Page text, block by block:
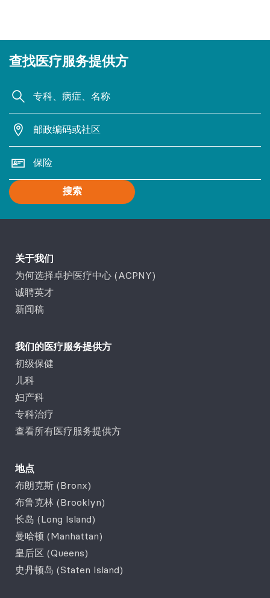
查找医疗服务提供方
搜索
关于我们
为何选择卓护医疗中心 (ACPNY)
诚聘英才
新闻稿
我们的医疗服务提供方
初级保健
儿科
妇产科
专科治疗
查看所有医疗服务提供方
地点
布朗克斯 (Bronx)
布鲁克林 (Brooklyn)
长岛 (Long Island)
曼哈顿 (Manhattan)
皇后区 (Queens)
史丹顿岛 (Staten Island)